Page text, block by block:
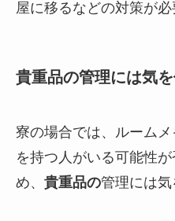
屋に移るなどの対策が必
貴重品の管理には気
寮の場合では、ルーム
を持つ人がいる可能性
め、 貴重品の管理には気